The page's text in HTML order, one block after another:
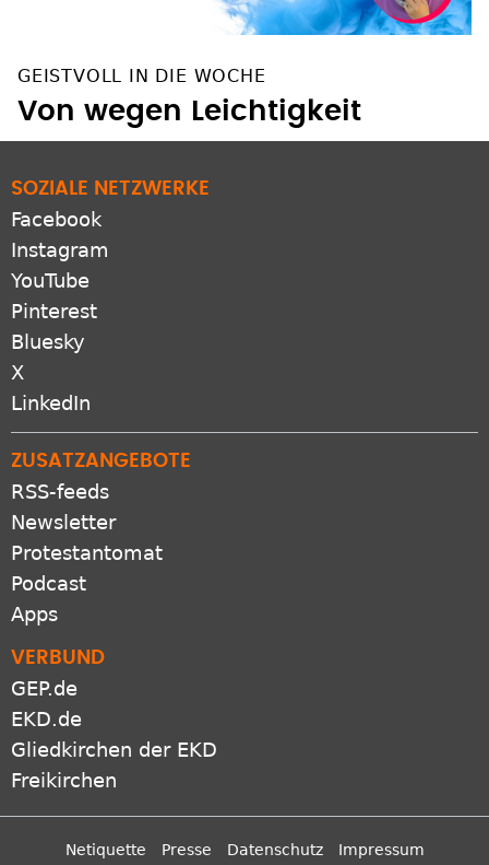
GEISTVOLL IN DIE WOCHE
Von wegen Leichtigkeit
SOZIALE NETZWERKE
Facebook
Instagram
YouTube
Pinterest
Bluesky
X
LinkedIn
ZUSATZANGEBOTE
RSS-feeds
Newsletter
Protestantomat
Podcast
Apps
VERBUND
GEP.de
EKD.de
Gliedkirchen der EKD
Freikirchen
Netiquette Presse Datenschutz Impressum